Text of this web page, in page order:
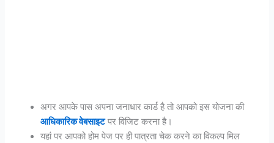
अगर आपके पास अपना जनाधार कार्ड है तो आपको इस योजना की
आधिकारिक वेबसाइट पर विजिट करना है।
यहां पर आपको होम पेज पर ही पात्रता चेक करने का विकल्प मिल